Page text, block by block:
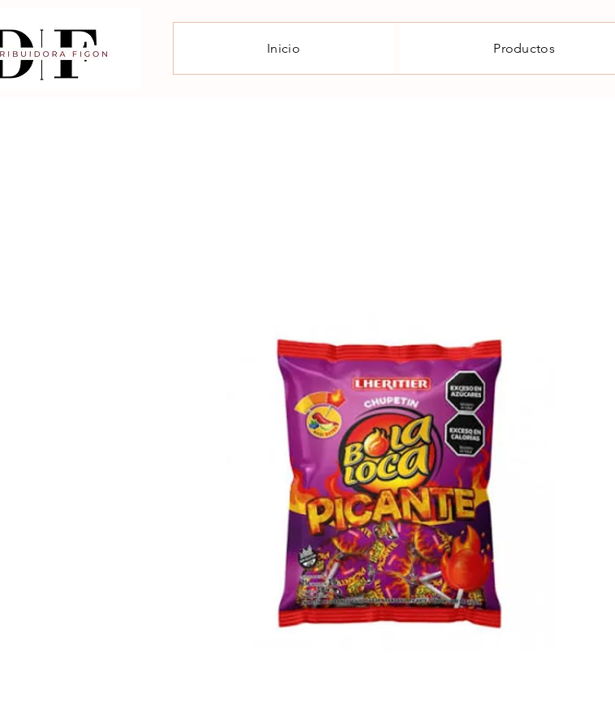
Inicio Productos